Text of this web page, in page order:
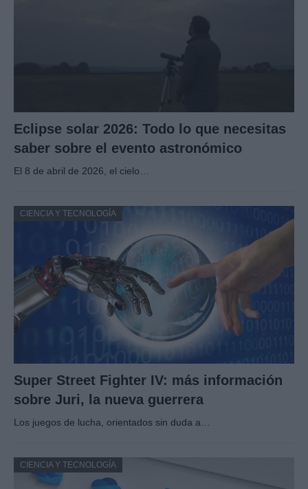
Eclipse solar 2026: Todo lo que necesitas
saber sobre el evento astronómico
El 8 de abril de 2026, el cielo…
CIENCIA Y TECNOLOGÍA
Super Street Fighter IV: más información
sobre Juri, la nueva guerrera
Los juegos de lucha, orientados sin duda a…
CIENCIA Y TECNOLOGÍA